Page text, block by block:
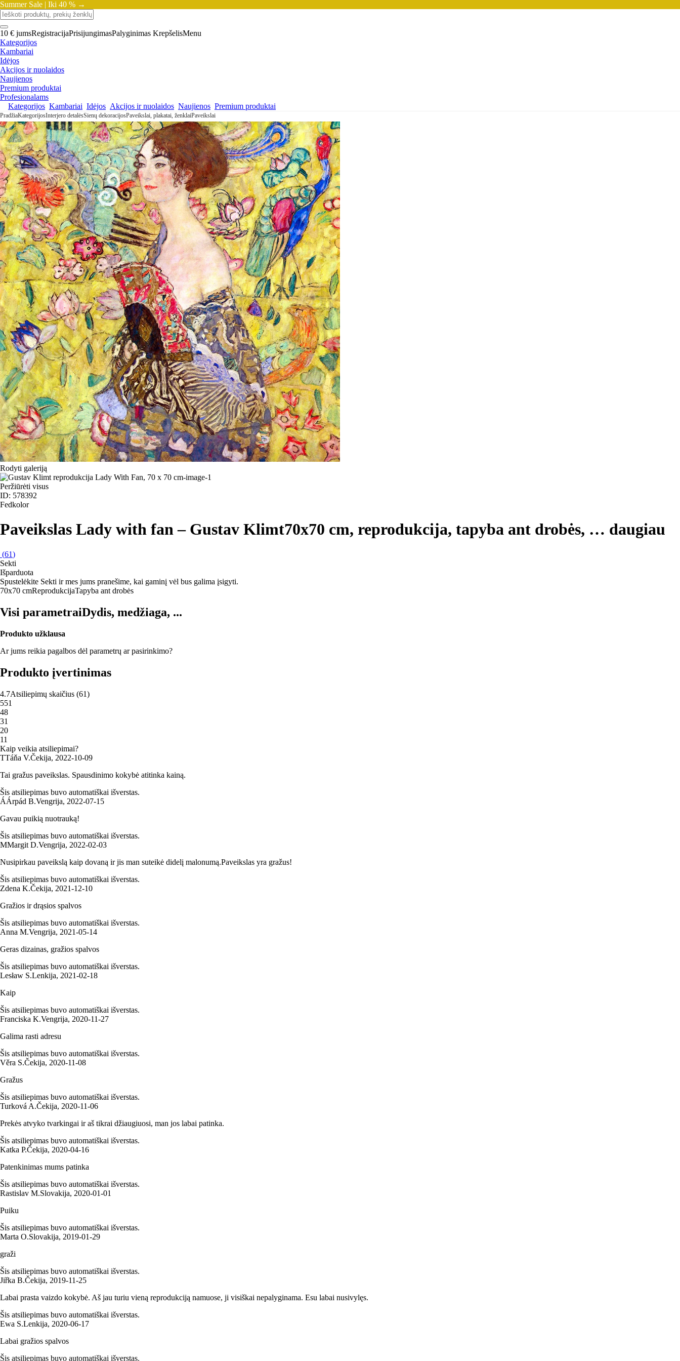
Summer Sale | Iki 40 % →
10 € jumsRegistracijaPrisijungimasPalyginimas KrepšelisMenu
Kategorijos
Kambariai
Idėjos
Akcijos ir nuolaidos
Naujienos
Premium produktai
Profesionalams
Kategorijos Kambariai Idėjos Akcijos ir nuolaidos Naujienos Premium produktai
PradžiaKategorijosInterjero detalėsSienų dekoracijosPaveikslai, plakatai, ženklaiPaveikslai
Rodyti galeriją
Peržiūrėti visus
ID: 578392
Fedkolor
Paveikslas Lady with fan – Gustav Klimt70x70 cm, reprodukcija, tapyba ant drobės, … daugiau
(61)
Sekti
Išparduota
Spustelėkite Sekti ir mes jums pranešime, kai gaminį vėl bus galima įsigyti.
70x70 cmReprodukcijaTapyba ant drobės
Visi parametraiDydis, medžiaga, ...
Produkto užklausa
Ar jums reikia pagalbos dėl parametrų ar pasirinkimo?
Produkto įvertinimas
4.7Atsiliepimų skaičius (61)
551
48
31
20
11
Kaip veikia atsiliepimai?
TTáňa V.Čekija, 2022‑10‑09
Tai gražus paveikslas. Spausdinimo kokybė atitinka kainą.
Šis atsiliepimas buvo automatiškai išverstas.
ÁÁrpád B.Vengrija, 2022‑07‑15
Gavau puikią nuotrauką!
Šis atsiliepimas buvo automatiškai išverstas.
MMargit D.Vengrija, 2022‑02‑03
Nusipirkau paveikslą kaip dovaną ir jis man suteikė didelį malonumą.Paveikslas yra gražus!
Šis atsiliepimas buvo automatiškai išverstas.
Zdena K.Čekija, 2021‑12‑10
Gražios ir drąsios spalvos
Šis atsiliepimas buvo automatiškai išverstas.
Anna M.Vengrija, 2021‑05‑14
Geras dizainas, gražios spalvos
Šis atsiliepimas buvo automatiškai išverstas.
Lesław S.Lenkija, 2021‑02‑18
Kaip
Šis atsiliepimas buvo automatiškai išverstas.
Franciska K.Vengrija, 2020‑11‑27
Galima rasti adresu
Šis atsiliepimas buvo automatiškai išverstas.
Věra S.Čekija, 2020‑11‑08
Gražus
Šis atsiliepimas buvo automatiškai išverstas.
Turková A.Čekija, 2020‑11‑06
Prekės atvyko tvarkingai ir aš tikrai džiaugiuosi, man jos labai patinka.
Šis atsiliepimas buvo automatiškai išverstas.
Katka P.Čekija, 2020‑04‑16
Patenkinimas mums patinka
Šis atsiliepimas buvo automatiškai išverstas.
Rastislav M.Slovakija, 2020‑01‑01
Puiku
Šis atsiliepimas buvo automatiškai išverstas.
Marta O.Slovakija, 2019‑01‑29
graži
Šis atsiliepimas buvo automatiškai išverstas.
Jiřka B.Čekija, 2019‑11‑25
Labai prasta vaizdo kokybė. Aš jau turiu vieną reprodukciją namuose, ji visiškai nepalyginama. Esu labai nusivylęs.
Šis atsiliepimas buvo automatiškai išverstas.
Ewa S.Lenkija, 2020‑06‑17
Labai gražios spalvos
Šis atsiliepimas buvo automatiškai išverstas.